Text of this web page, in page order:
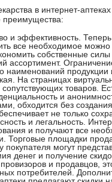
в интернет-
и эффективность.
все необходимое
собственные силы
ассортимент.
наименований
На страницах
сопутствующих товаров.
и
обходится без
не только
и легальность.
и получают все
Торговые площадки
покупателя могут
денег и получение
и продавцов,
потребителей.